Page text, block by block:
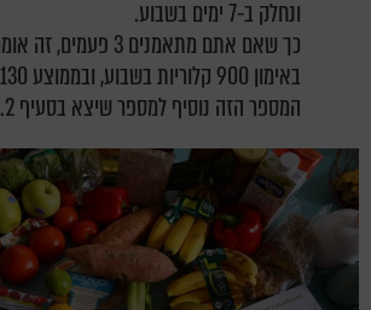
ונחלק ב-7 ימים בשבוע.
כך שאם אתם מתאמנים 3
המספר הזה נוסיף למספר שיצא בסעיף 2.